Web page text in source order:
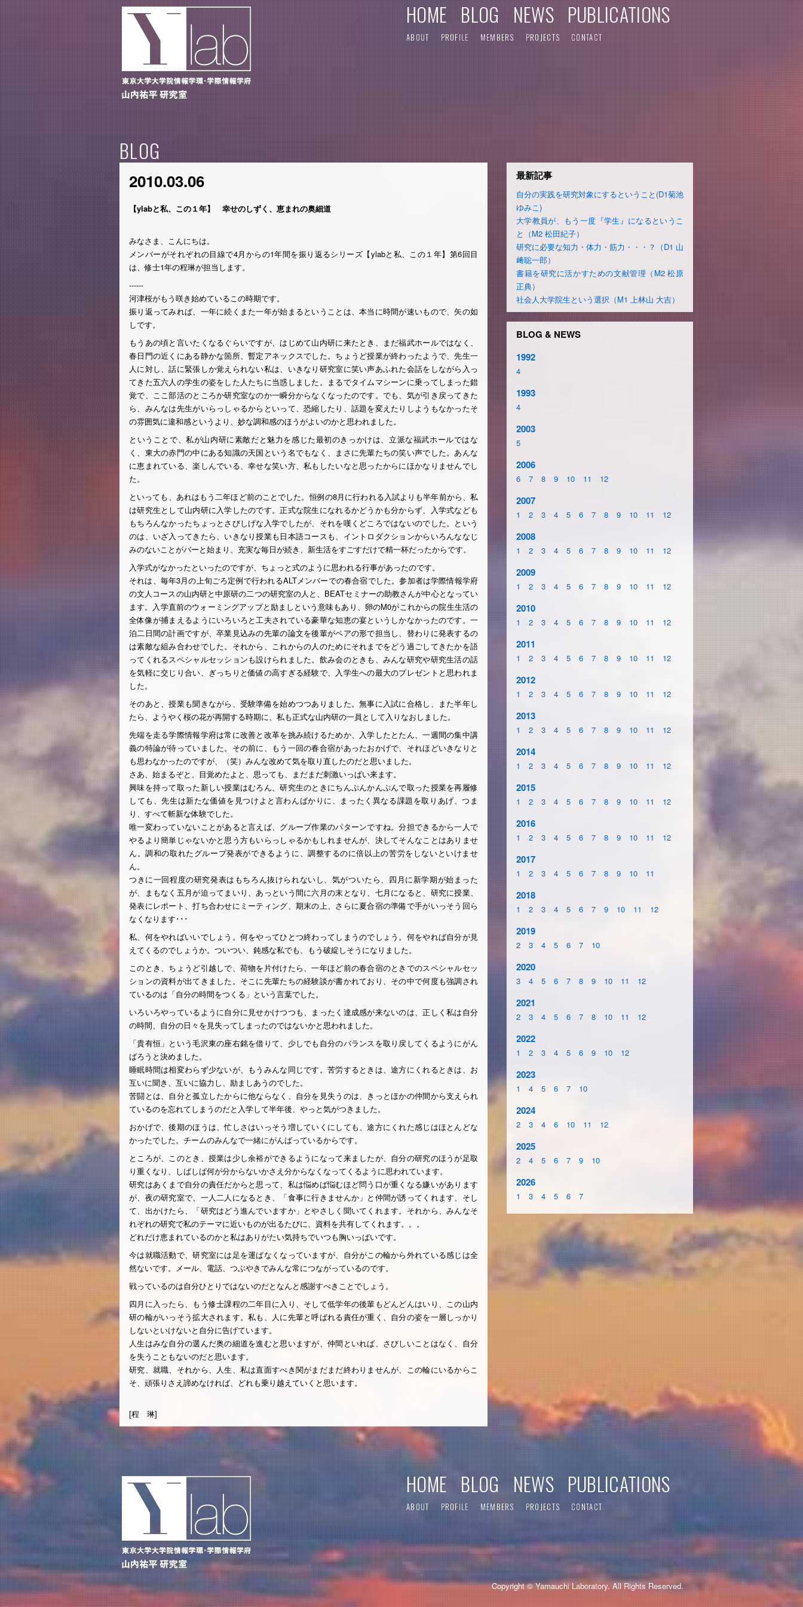
HOME BLOG NEWS PUBLICATIONS
ABOUT PROFILE MEMBERS PROJECTS CONTACT
BLOG
2010.03.06
【ylabと私、この１年】 幸せのしずく、恵まれの奥細道
みなさま、こんにちは。
メンバーがそれぞれの目線で4月からの1年間を振り返るシリーズ【ylabと私、この１年】第6回目
は、修士1年の程琳が担当します。
------
河津桜がもう咲き始めているこの時期です。
振り返ってみれば、一年に続くまた一年が始まるということは、本当に時間が速いもので、矢の如
しです。
もうあの頃と言いたくなるぐらいですが、はじめて山内研に来たとき、まだ福武ホールではなく、
春日門の近くにある静かな箇所、暫定アネックスでした。ちょうど授業が終わったようで、先生一
人に対し、話に緊張しか覚えられない私は、いきなり研究室に笑い声あふれた会話をしながら入っ
てきた五六人の学生の姿をした人たちに当惑しました。まるでタイムマシーンに乗ってしまった錯
覚で、ここ部活のところか研究室なのか一瞬分からなくなったのです。でも、気が引き戻ってきた
ら、みんなは先生がいらっしゃるからといって、恐縮したり、話題を変えたりしようもなかったそ
の雰囲気に違和感というより、妙な調和感のほうがよいのかと思われました。
ということで、私が山内研に素敵だと魅力を感じた最初のきっかけは、立派な福武ホールではな
く、東大の赤門の中にある知識の天国という名でもなく、まさに先輩たちの笑い声でした。あんな
に恵まれている、楽しんでいる、幸せな笑い方、私もしたいなと思ったからにほかなりませんでし
た。
といっても、あれはもう二年ほど前のことでした。恒例の8月に行われる入試よりも半年前から、私
は研究生として山内研に入学したのです。正式な院生になれるかどうかも分からず、入学式なども
もちろんなかったちょっとさびしげな入学でしたが、それを嘆くどころではないのでした。という
のは、いざ入ってきたら、いきなり授業も日本語コースも、イントロダクションからいろんななじ
みのないことがバーと始まり、充実な毎日が続き、新生活をすごすだけで精一杯だったからです。
入学式がなかったといったのですが、ちょっと式のように思われる行事があったのです。
それは、毎年3月の上旬ごろ定例で行われるALTメンバーでの春合宿でした。参加者は学際情報学府
の文人コースの山内研と中原研の二つの研究室の人と、BEATセミナーの助教さんが中心となってい
ます。入学直前のウォーミングアップと励ましという意味もあり、卵のM0がこれからの院生生活の
全体像が捕まえるようにいろいろと工夫されている豪華な知恵の宴というしかなかったのです。一
泊二日間の計画ですが、卒業見込みの先輩の論文を後輩がペアの形で担当し、替わりに発表するの
は素敵な組み合わせでした。それから、これからの人のためにそれまでをどう過ごしてきたかを語
ってくれるスペシャルセッションも設けられました。飲み会のときも、みんな研究や研究生活の話
を気軽に交じり合い、ぎっちりと価値の高すぎる経験で、入学生への最大のプレゼントと思われま
した。
そのあと、授業も聞きながら、受験準備を始めつつありました。無事に入試に合格し、また半年し
たら、ようやく桜の花が再開する時期に、私も正式な山内研の一員として入りなおしました。
先端を走る学際情報学府は常に改善と改革を挑み続けるためか、入学したとたん、一週間の集中講
義の特論が待っていました。その前に、もう一回の春合宿があったおかげで、それほどいきなりと
も思わなかったのですが、（笑）みんな改めて気を取り直したのだと思いました。
さあ、始まるぞと、目覚めたよと、思っても、まだまだ刺激いっぱい来ます。
興味を持って取った新しい授業はむろん、研究生のときにちんぷんかんぷんで取った授業を再履修
しても、先生は新たな価値を見つけよと言わんばかりに、まったく異なる課題を取りあげ、つま
り、すべて斬新な体験でした。
唯一変わっていないことがあると言えば、グループ作業のパターンですね。分担できるから一人で
やるより簡単じゃないかと思う方もいらっしゃるかもしれませんが、決してそんなことはありませ
ん。調和の取れたグループ発表ができるように、調整するのに倍以上の苦労をしないといけませ
ん。
つきに一回程度の研究発表はもちろん抜けられないし、気がついたら、四月に新学期が始まった
が、まもなく五月が迫ってまいり、あっという間に六月の末となり、七月になると、研究に授業、
発表にレポート、打ち合わせにミーティング、期末の上、さらに夏合宿の準備で手がいっそう回ら
なくなります･･･
私、何をやればいいでしょう。何をやってひとつ終わってしまうのでしょう。何をやれば自分が見
えてくるのでしょうか。ついつい、鈍感な私でも、もう破綻しそうになりました。
このとき、ちょうど引越しで、荷物を片付けたら、一年ほど前の春合宿のときでのスペシャルセッ
ションの資料が出てきました。そこに先輩たちの経験談が書かれており、その中で何度も強調され
ているのは「自分の時間をつくる」という言葉でした。
いろいろやっているように自分に見せかけつつも、まったく達成感が来ないのは、正しく私は自分
の時間、自分の日々を見失ってしまったのではないかと思われました。
「貴有恒」という毛沢東の座右銘を借りて、少しでも自分のバランスを取り戻してくるようにがん
ばろうと決めました。
睡眠時間は相変わらず少ないが、もうみんな同じです。苦労するときは、途方にくれるときは、お
互いに聞き、互いに協力し、励ましあうのでした。
苦闘とは、自分と孤立したからに他ならなく、自分を見失うのは、きっとほかの仲間から支えられ
ているのを忘れてしまうのだと入学して半年後、やっと気がつきました。
おかげで、後期のほうは、忙しさはいっそう増していくにしても、途方にくれた感じはほとんどな
かったでした。チームのみんなで一緒にがんばっているからです。
ところが、このとき、授業は少し余裕ができるようになって来ましたが、自分の研究のほうが足取
り重くなり、しばしば何が分からないかさえ分からなくなってくるように思われています。
研究はあくまで自分の責任だからと思って、私は悩めば悩むほど問う口が重くなる嫌いがあります
が、夜の研究室で、一人二人になるとき、「食事に行きませんか」と仲間が誘ってくれます、そし
て、出かけたら、「研究はどう進んでいますか」とやさしく聞いてくれます。それから、みんなそ
れぞれの研究で私のテーマに近いものが出るたびに、資料を共有してくれます。。。
どれだけ恵まれているのかと私はありがたい気持ちでいつも胸いっぱいです。
今は就職活動で、研究室には足を運ばなくなっていますが、自分がこの輪から外れている感じは全
然ないです。メール、電話、つぶやきでみんな常につながっているのです。
戦っているのは自分ひとりではないのだとなんと感謝すべきことでしょう。
四月に入ったら、もう修士課程の二年目に入り、そして低学年の後輩もどんどんはいり、この山内
研の輪がいっそう拡大されます。私も、人に先輩と呼ばれる責任が重く、自分の姿を一層しっかり
しないといけないと自分に告げています。
人生はみな自分の選んだ奥の細道を進むと思いますが、仲間といれば、さびしいことはなく、自分
を失うこともないのだと思います。
研究、就職、それから、人生、私は直面すべき関がまだまだ終わりませんが、この輪にいるからこ
そ、頑張りさえ諦めなければ、どれも乗り越えていくと思います。
[程 琳]
最新記事
自分の実践を研究対象にするということ(D1菊池
ゆみこ)
大学教員が、もう一度『学生』になるというこ
と（M2 松田紀子）
研究に必要な知力・体力・筋力・・・？（D1 山
﨑聡一郎）
書籍を研究に活かすための文献管理（M2 松原
正典）
社会人大学院生という選択（M1 上林山 大吉）
BLOG & NEWS
1992
4
1993
4
2003
5
2006
6 7 8 9 10 11 12
2007
1 2 3 4 5 6 7 8 9 10 11 12
2008
1 2 3 4 5 6 7 8 9 10 11 12
2009
1 2 3 4 5 6 7 8 9 10 11 12
2010
1 2 3 4 5 6 7 8 9 10 11 12
2011
1 2 3 4 5 6 7 8 9 10 11 12
2012
1 2 3 4 5 6 7 8 9 10 11 12
2013
1 2 3 4 5 6 7 8 9 10 11 12
2014
1 2 3 4 5 6 7 8 9 10 11 12
2015
1 2 3 4 5 6 7 8 9 10 11 12
2016
1 2 3 4 5 6 7 8 9 10 11 12
2017
1 2 3 4 5 6 7 8 9 10 11
2018
1 2 3 4 5 6 7 9 10 11 12
2019
2 3 4 5 6 7 10
2020
3 4 5 6 7 8 9 10 11 12
2021
2 3 4 5 6 7 8 10 11 12
2022
1 2 3 4 5 6 9 10 12
2023
1 4 5 6 7 10
2024
2 3 4 6 10 11 12
2025
2 4 5 6 7 9 10
2026
1 3 4 5 6 7
HOME BLOG NEWS PUBLICATIONS
ABOUT PROFILE MEMBERS PROJECTS CONTACT
Copyright © Yamauchi Laboratory. All Rights Reserved.